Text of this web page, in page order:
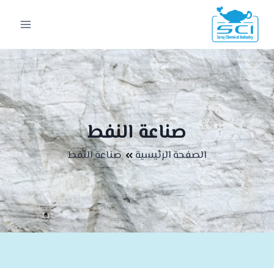
صناعة النفط
الصفحة الرئيسية صناعة النفط